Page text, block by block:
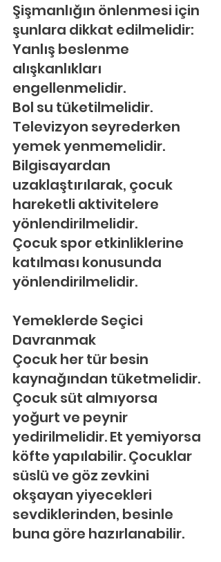
Şişmanlığın önlenmesi için
şunlara dikkat edilmelidir:
Yanlış beslenme
alışkanlıkları
engellenmelidir.
Bol su tüketilmelidir.
Televizyon seyrederken
yemek yenmemelidir.
Bilgisayardan
uzaklaştırılarak, çocuk
hareketli aktivitelere
yönlendirilmelidir.
Çocuk spor etkinliklerine
katılması konusunda
yönlendirilmelidir.
Yemeklerde Seçici
Davranmak
Çocuk her tür besin
kaynağından tüketmelidir.
Çocuk süt almıyorsa
yoğurt ve peynir
yedirilmelidir. Et yemiyorsa
köfte yapılabilir. Çocuklar
süslü ve göz zevkini
okşayan yiyecekleri
sevdiklerinden, besinle
buna göre hazırlanabilir.